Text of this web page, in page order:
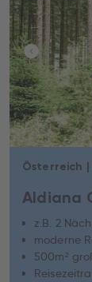
Aldiana
z.B. 2
moderne
500m²